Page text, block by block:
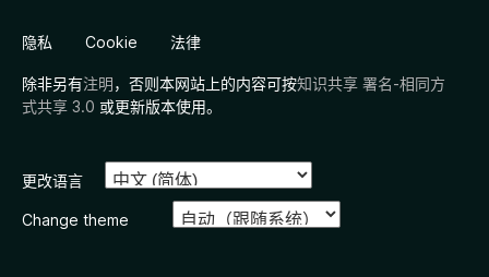
隐私 Cookie 法律
除非另有注明，否则本网站上的内容可按知识共享 署名-相同方
式共享 3.0 或更新版本使用。
更改语言
Change theme